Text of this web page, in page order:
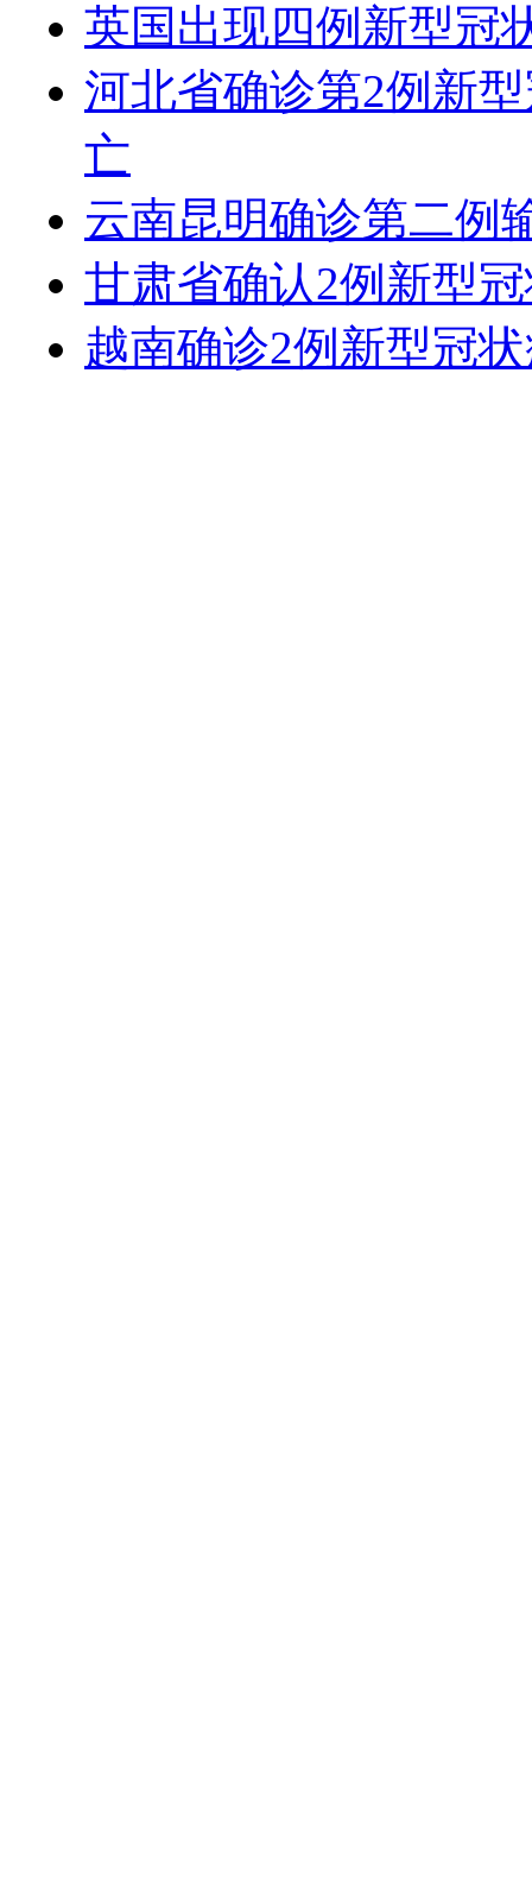
英国出现四例新型冠
河北省确诊第2例新
亡
云南昆明确诊第二例
甘肃省确认2例新型
越南确诊2例新型冠